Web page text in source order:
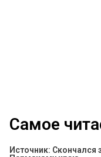
Самое
Источник: Скончался